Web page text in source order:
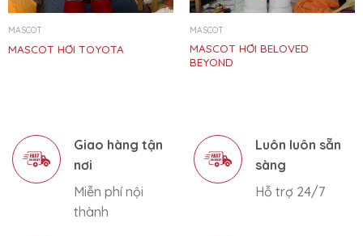
MASCOT
MASCOT HƠI TOYOTA
MASCOT
MASCOT HƠI BELOVED
BEYOND
Giao hàng tận
nơi
Miễn phí nội
thành
Luôn luôn sẵn
sàng
Hỗ trợ 24/7